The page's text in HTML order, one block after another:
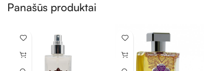
Panašūs produktai